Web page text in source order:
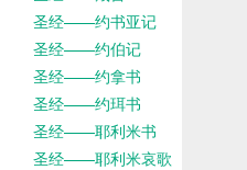
圣经——约书亚记
圣经——约伯记
圣经——约拿书
圣经——约珥书
圣经——耶利米书
圣经——耶利米哀歌